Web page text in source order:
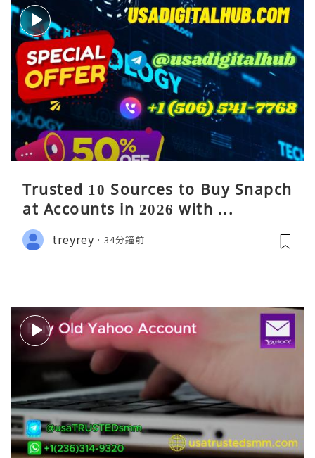
Trusted 10 Sources to Buy Snapch
at Accounts in 2026 with ...
treyrey 34分鐘前